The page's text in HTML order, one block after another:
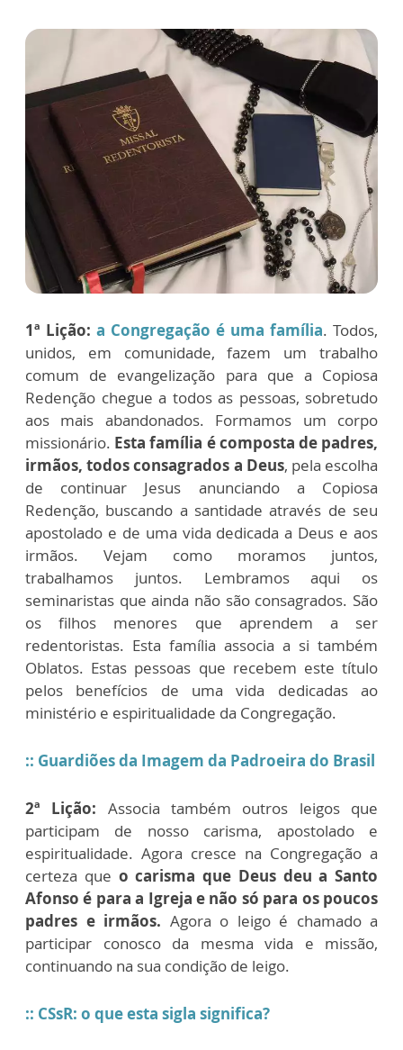
1ª Lição: a Congregação é uma família. Todos,
unidos, em comunidade, fazem um trabalho
comum de evangelização para que a Copiosa
Redenção chegue a todos as pessoas, sobretudo
aos mais abandonados. Formamos um corpo
missionário. Esta família é composta de padres,
irmãos, todos consagrados a Deus, pela escolha
de continuar Jesus anunciando a Copiosa
Redenção, buscando a santidade através de seu
apostolado e de uma vida dedicada a Deus e aos
irmãos. Vejam como moramos juntos,
trabalhamos juntos. Lembramos aqui os
seminaristas que ainda não são consagrados. São
os filhos menores que aprendem a ser
redentoristas. Esta família associa a si também
Oblatos. Estas pessoas que recebem este título
pelos benefícios de uma vida dedicadas ao
ministério e espiritualidade da Congregação.
:: Guardiões da Imagem da Padroeira do Brasil
2ª Lição: Associa também outros leigos que
participam de nosso carisma, apostolado e
espiritualidade. Agora cresce na Congregação a
certeza que o carisma que Deus deu a Santo
Afonso é para a Igreja e não só para os poucos
padres e irmãos. Agora o leigo é chamado a
participar conosco da mesma vida e missão,
continuando na sua condição de leigo.
:: CSsR: o que esta sigla significa?